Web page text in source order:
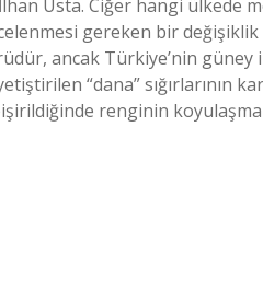
Usta. Ciğer hangi ülkede
gereken bir değişiklik
ancak Türkiye’nin güney
“dana” sığırlarının
renginin